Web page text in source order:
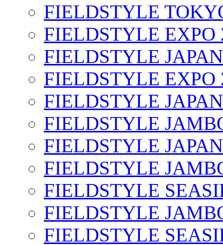
FIELDSTYLE
FIELDSTYLE EXPO
FIELDSTYLE
FIELDSTYLE EXPO
FIELDSTYLE
FIELDSTYLE
FIELDSTYLE
FIELDSTYLE
FIELDSTYLE
FIELDSTYLE
FIELDSTYLE